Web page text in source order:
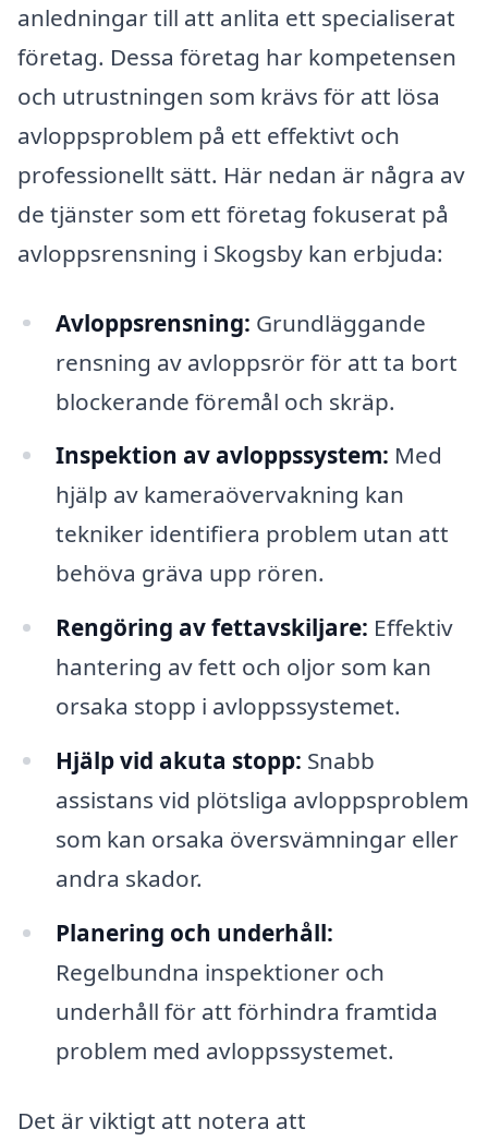
anledningar till att anlita ett specialiserat
företag. Dessa företag har kompetensen
och utrustningen som krävs för att lösa
avloppsproblem på ett effektivt och
professionellt sätt. Här nedan är några av
de tjänster som ett företag fokuserat på
avloppsrensning i Skogsby kan erbjuda:
Avloppsrensning: Grundläggande
rensning av avloppsrör för att ta bort
blockerande föremål och skräp.
Inspektion av avloppssystem: Med
hjälp av kameraövervakning kan
tekniker identifiera problem utan att
behöva gräva upp rören.
Rengöring av fettavskiljare: Effektiv
hantering av fett och oljor som kan
orsaka stopp i avloppssystemet.
Hjälp vid akuta stopp: Snabb
assistans vid plötsliga avloppsproblem
som kan orsaka översvämningar eller
andra skador.
Planering och underhåll:
Regelbundna inspektioner och
underhåll för att förhindra framtida
problem med avloppssystemet.
Det är viktigt att notera att